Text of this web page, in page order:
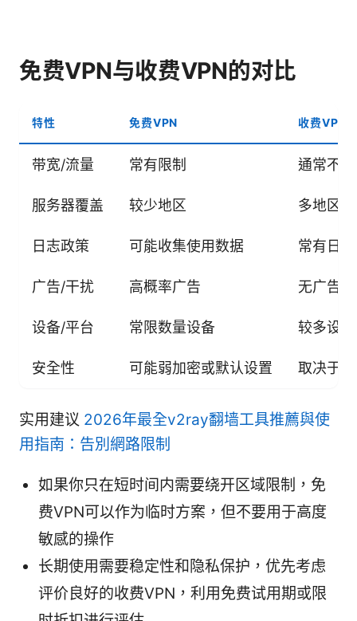
免费VPN与收费VPN的对比
特性 免费VPN 收费VPN
带宽/流量 常有限制 通常不
服务器覆盖 较少地区 多地区
日志政策 可能收集使用数据 常有日
广告/干扰 高概率广告 无广告
设备/平台 常限数量设备 较多设备
安全性 可能弱加密或默认设置 取决于
实用建议 2026年最全v2ray翻墙工具推薦與使
用指南：告別網路限制
如果你只在短时间内需要绕开区域限制，免
费VPN可以作为临时方案，但不要用于高度
敏感的操作
长期使用需要稳定性和隐私保护，优先考虑
评价良好的收费VPN，利用免费试用期或限